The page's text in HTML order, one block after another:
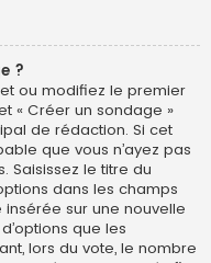
?
ou modifiez le premier
« Créer un sondage »
de rédaction. Si cet
que vous n’ayez pas
Saisissez le titre du
dans les champs
sur une nouvelle
que les
lors du vote, le nombre